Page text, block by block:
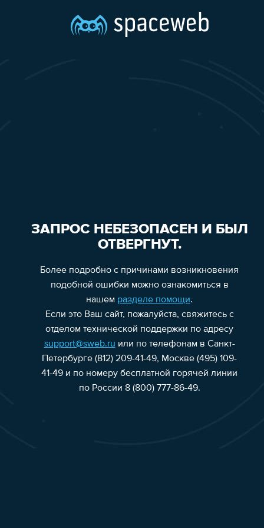
ЗАПРОС НЕБЕЗОПАСЕН И БЫЛ
ОТВЕРГНУТ.
Более подробно с причинами возникновения
подобной ошибки можно ознакомиться в
нашем разделе помощи.
Если это Ваш сайт, пожалуйста, свяжитесь с
отделом технической поддержки по адресу
support@sweb.ru или по телефонам в Санкт-
Петербурге (812) 209-41-49, Москве (495) 109-
41-49 и по номеру бесплатной горячей линии
по России 8 (800) 777-86-49.